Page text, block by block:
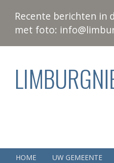
Recente berichten in
met foto:
HOME UW GEMEENTE